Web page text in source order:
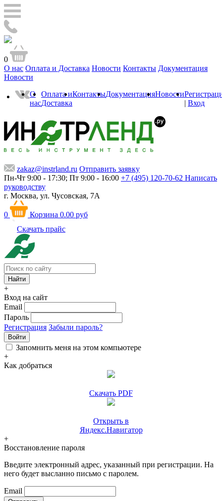
0
О нас Оплата и Доставка Новости Контакты Документация
Новости
О
нас
Оплата и
Доставка
КонтактыДокументацияНовости
| Вход
zakaz@instrland.ru Отправить заявку
Пн-Чт 9:00 - 17:30; Пт 9:00 - 16:00 +7 (495) 120-70-62 Написать
руководству
г. Москва, ул. Чусовская, 7А
0 Корзина 0.00 руб
Скачать прайс
+
Вход на сайт
Email
Пароль
Регистрация Забыли пароль?
Войти
Запомнить меня на этом компьютере
+
Как добраться
Скачать PDF
Открыть в
Яндекс.Навигатор
+
Восстановление пароля
Введите электронный адрес, указанный при регистрации. На
него будет высланно письмо с паролем.
Email